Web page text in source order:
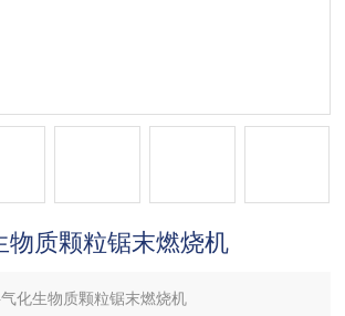
物质颗粒锯末燃烧机
化生物质颗粒锯末燃烧机